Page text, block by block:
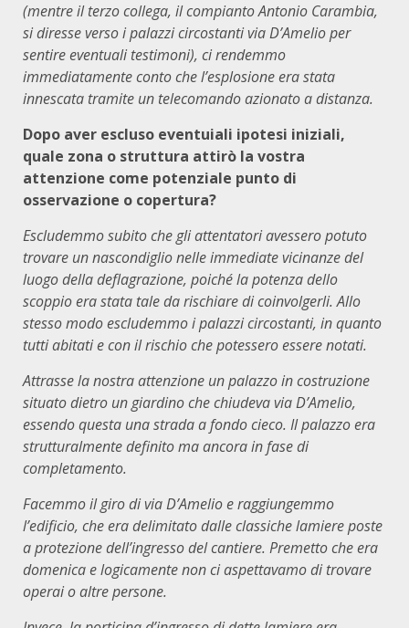
(mentre il terzo collega, il compianto Antonio Carambia,
si diresse verso i palazzi circostanti via D’Amelio per
sentire eventuali testimoni), ci rendemmo
immediatamente conto che l’esplosione era stata
innescata tramite un telecomando azionato a distanza.
Dopo aver escluso eventuiali ipotesi iniziali,
quale zona o struttura attirò la vostra
attenzione come potenziale punto di
osservazione o copertura?
Escludemmo subito che gli attentatori avessero potuto
trovare un nascondiglio nelle immediate vicinanze del
luogo della deflagrazione, poiché la potenza dello
scoppio era stata tale da rischiare di coinvolgerli. Allo
stesso modo escludemmo i palazzi circostanti, in quanto
tutti abitati e con il rischio che potessero essere notati.
Attrasse la nostra attenzione un palazzo in costruzione
situato dietro un giardino che chiudeva via D’Amelio,
essendo questa una strada a fondo cieco. Il palazzo era
strutturalmente definito ma ancora in fase di
completamento.
Facemmo il giro di via D’Amelio e raggiungemmo
l’edificio, che era delimitato dalle classiche lamiere poste
a protezione dell’ingresso del cantiere. Premetto che era
domenica e logicamente non ci aspettavamo di trovare
operai o altre persone.